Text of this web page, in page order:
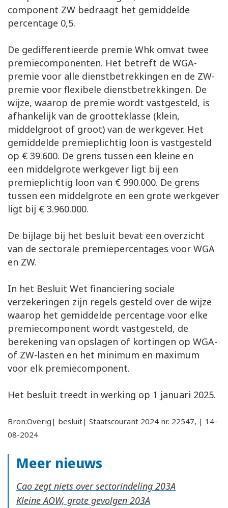
component ZW bedraagt het gemiddelde
percentage 0,5.
De gedifferentieerde premie Whk omvat twee
premiecomponenten. Het betreft de WGA-
premie voor alle dienstbetrekkingen en de ZW-
premie voor flexibele dienstbetrekkingen. De
wijze, waarop de premie wordt vastgesteld, is
afhankelijk van de grootteklasse (klein,
middelgroot of groot) van de werkgever. Het
gemiddelde premieplichtig loon is vastgesteld
op € 39.600. De grens tussen een kleine en
een middelgrote werkgever ligt bij een
premieplichtig loon van € 990.000. De grens
tussen een middelgrote en een grote werkgever
ligt bij € 3.960.000.
De bijlage bij het besluit bevat een overzicht
van de sectorale premiepercentages voor WGA
en ZW.
In het Besluit Wet financiering sociale
verzekeringen zijn regels gesteld over de wijze
waarop het gemiddelde percentage voor elke
premiecomponent wordt vastgesteld, de
berekening van opslagen of kortingen op WGA-
of ZW-lasten en het minimum en maximum
voor elk premiecomponent.
Het besluit treedt in werking op 1 januari 2025.
Bron:Overig| besluit| Staatscourant 2024 nr. 22547, | 14-
08-2024
Meer nieuws
Cao zegt niets over sectorindeling
Kleine AOW, grote gevolgen